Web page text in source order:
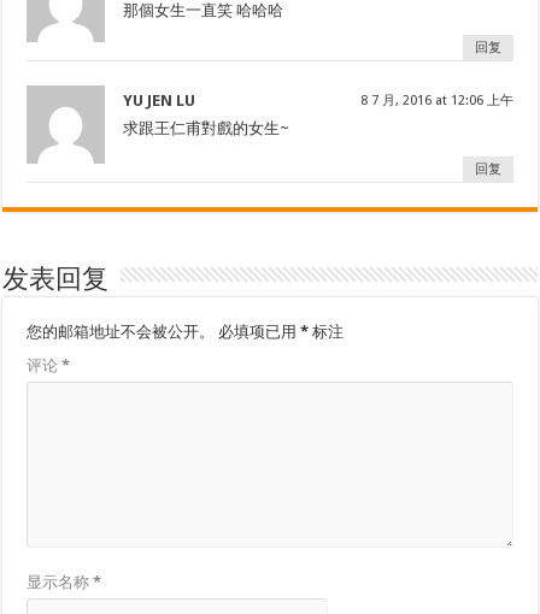
那個女生一直笑 哈哈哈
回复
YU JEN LU 8 7 月, 2016 at 12:06 上午
求跟王仁甫對戲的女生~
回复
发表回复
您的邮箱地址不会被公开。 必填项已用* 标注
评论*
显示名称*